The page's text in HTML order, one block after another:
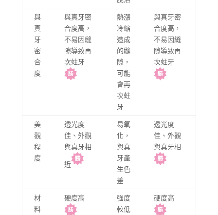
與
真
牙
密
合
度
與真牙密
合度高，
不易因縫
隙導致再
次蛀牙
熱漲
冷縮
造成
的縫
隙，
可能
會再
次蛀
牙
與真牙密
合度高，
不易因縫
隙導致再
次蛀牙
美
觀
程
度
透光度
佳、外觀
與真牙相
近
易氧
化，
與真
牙產
生色
差
透光度
佳、外觀
與真牙相
材
料
硬度高
強度
較低
硬度高